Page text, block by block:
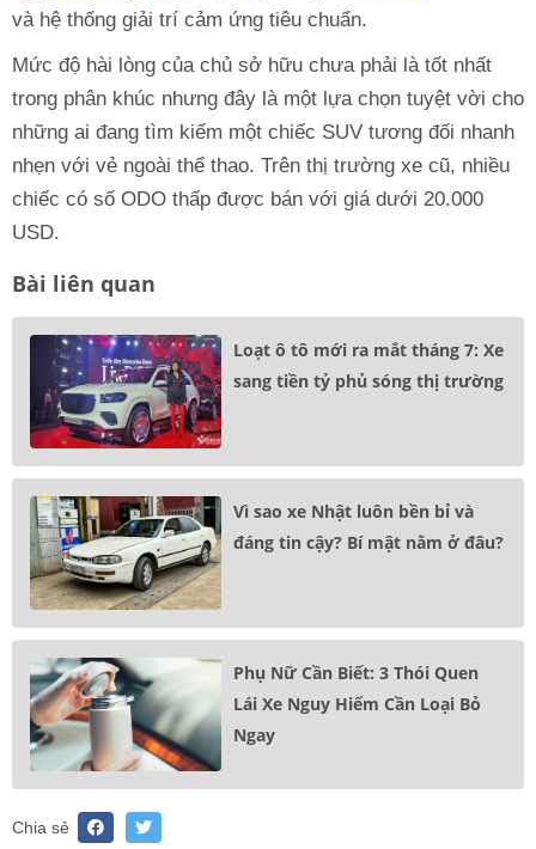
và hệ thống giải trí cảm ứng tiêu chuẩn.
Mức độ hài lòng của chủ sở hữu chưa phải là tốt nhất
trong phân khúc nhưng đây là một lựa chọn tuyệt vời cho
những ai đang tìm kiếm một chiếc SUV tương đối nhanh
nhẹn với vẻ ngoài thể thao. Trên thị trường xe cũ, nhiều
chiếc có số ODO thấp được bán với giá dưới 20.000
USD.
Bài liên quan
Loạt ô tô mới ra mắt tháng 7: Xe
sang tiền tỷ phủ sóng thị trường
Vì sao xe Nhật luôn bền bỉ và
đáng tin cậy? Bí mật nằm ở đâu?
Phụ Nữ Cần Biết: 3 Thói Quen
Lái Xe Nguy Hiểm Cần Loại Bỏ
Ngay
Chia sẻ